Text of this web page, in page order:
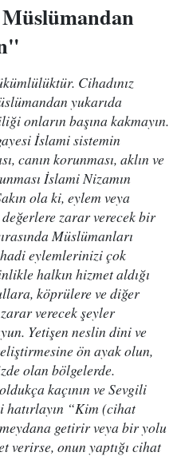
Cihadınız
yukarıda
onların başına kakmayın.
İslami sistemin
canın korunması, aklın ve
İslami Nizamın
ola ki, eylem veya
zarar verecek bir
Müslümanları
eylemlerinizi çok
halkın hizmet aldığı
köprülere ve diğer
verecek şeyler
Yetişen neslin dini ve
ön ayak olun,
olan bölgelerde.
kaçının ve Sevgili
hatırlayın “Kim (cihat
getirir veya bir yolu
verirse, onun yaptığı cihat